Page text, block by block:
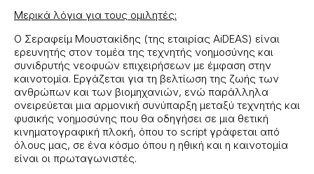
Μερικά λόγια για τους ομιλητές:
Ο Σεραφείμ Μουστακίδης (της εταιρίας AiDEAS) είναι
ερευνητής στον τομέα της τεχνητής νοημοσύνης και
συνιδρυτής νεοφυών επιχειρήσεων με έμφαση στην
καινοτομία. Εργάζεται για τη βελτίωση της ζωής των
ανθρώπων και των βιομηχανιών, ενώ παράλληλα
ονειρεύεται μια αρμονική συνύπαρξη μεταξύ τεχνητής και
φυσικής νοημοσύνης που θα οδηγήσει σε μια θετική
κινηματογραφική πλοκή, όπου το script γράφεται από
όλους μας, σε ένα κόσμο όπου η ηθική και η καινοτομία
είναι οι πρωταγωνιστές.